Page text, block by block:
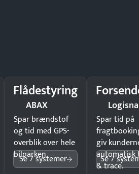
Flådestyring
ABAX
Spar brændstof
og tid med GPS-
overblik over hele
bilparken.
Se 7 systemer
Spar tid på
giv
automatisk
& trace.
Se 7